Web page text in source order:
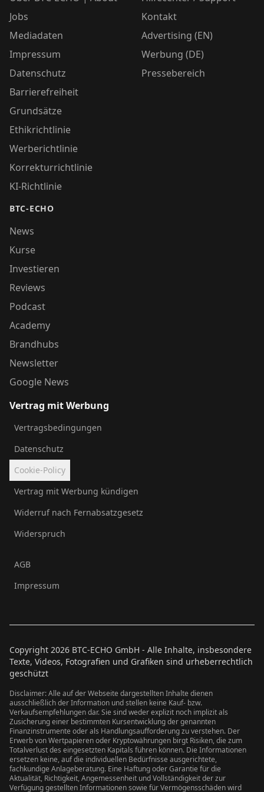
Jobs
Mediadaten
Impressum
Datenschutz
Barrierefreiheit
Grundsätze
Ethikrichtlinie
Werberichtlinie
Korrekturrichtlinie
KI-Richtlinie
BTC-ECHO
News
Kurse
Investieren
Reviews
Podcast
Academy
Brandhubs
Newsletter
Google News
Kontakt
Advertising (EN)
Werbung (DE)
Pressebereich
Vertrag mit Werbung
Vertragsbedingungen
Datenschutz
Cookie-Policy
Vertrag mit Werbung kündigen
Widerruf nach Fernabsatzgesetz
Widerspruch
AGB
Impressum
Copyright 2026 BTC-ECHO GmbH - Alle Inhalte, insbesondere
Texte, Videos, Fotografien und Grafiken sind urheberrechtlich
geschützt
Disclaimer: Alle auf der Webseite dargestellten Inhalte dienen
ausschließlich der Information und stellen keine Kauf- bzw.
Verkaufsempfehlungen dar. Sie sind weder explizit noch implizit als
Zusicherung einer bestimmten Kursentwicklung der genannten
Finanzinstrumente oder als Handlungsaufforderung zu verstehen. Der
Erwerb von Wertpapieren oder Kryptowährungen birgt Risiken, die zum
Totalverlust des eingesetzten Kapitals führen können. Die Informationen
ersetzen keine, auf die individuellen Bedürfnisse ausgerichtete,
fachkundige Anlageberatung. Eine Haftung oder Garantie für die
Aktualität, Richtigkeit, Angemessenheit und Vollständigkeit der zur
Verfügung gestellten Informationen sowie für Vermögensschäden wird